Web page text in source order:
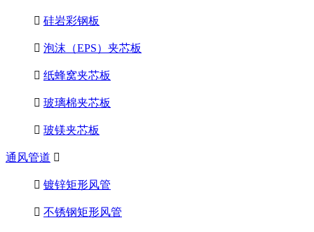
 硅岩彩钢板
 泡沫（EPS）夹芯板
 纸蜂窝夹芯板
 玻璃棉夹芯板
 玻镁夹芯板
通风管道 
 镀锌矩形风管
 不锈钢矩形风管